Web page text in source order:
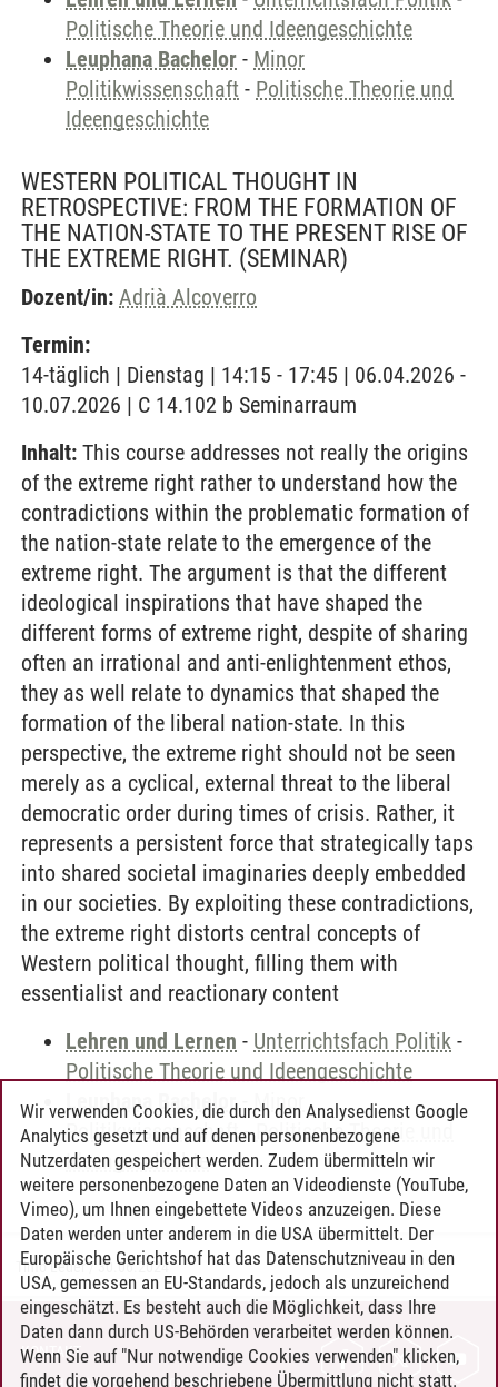
Politische Theorie und Ideengeschichte
Leuphana Bachelor - Minor
Politikwissenschaft - Politische Theorie und
Ideengeschichte
WESTERN POLITICAL THOUGHT IN
RETROSPECTIVE: FROM THE FORMATION OF
THE NATION-STATE TO THE PRESENT RISE OF
THE EXTREME RIGHT. (SEMINAR)
Dozent/in: Adrià Alcoverro
Termin:
14-täglich | Dienstag | 14:15 - 17:45 | 06.04.2026 -
10.07.2026 | C 14.102 b Seminarraum
Inhalt: This course addresses not really the origins
of the extreme right rather to understand how the
contradictions within the problematic formation of
the nation-state relate to the emergence of the
extreme right. The argument is that the different
ideological inspirations that have shaped the
different forms of extreme right, despite of sharing
often an irrational and anti-enlightenment ethos,
they as well relate to dynamics that shaped the
formation of the liberal nation-state. In this
perspective, the extreme right should not be seen
merely as a cyclical, external threat to the liberal
democratic order during times of crisis. Rather, it
represents a persistent force that strategically taps
into shared societal imaginaries deeply embedded
in our societies. By exploiting these contradictions,
the extreme right distorts central concepts of
Western political thought, filling them with
essentialist and reactionary content
Lehren und Lernen - Unterrichtsfach Politik -
Politische Theorie und Ideengeschichte
Leuphana Bachelor-Minor
Politikwissenschaft- Politische Theorie und
Ideengeschichte
Timo Leder/30.06.2024
KONTAKT
Wir verwenden Cookies, die durch den Analysedienst Google
Analytics gesetzt und auf denen personenbezogene
Nutzerdaten gespeichert werden. Zudem übermitteln wir
weitere personenbezogene Daten an Videodienste (YouTube,
Vimeo), um Ihnen eingebettete Videos anzuzeigen. Diese
Daten werden unter anderem in die USA übermittelt. Der
Europäische Gerichtshof hat das Datenschutzniveau in den
USA, gemessen an EU-Standards, jedoch als unzureichend
eingeschätzt. Es besteht auch die Möglichkeit, dass Ihre
Daten dann durch US-Behörden verarbeitet werden können.
Wenn Sie auf "Nur notwendige Cookies verwenden" klicken,
findet die vorgehend beschriebene Übermittlung nicht statt.